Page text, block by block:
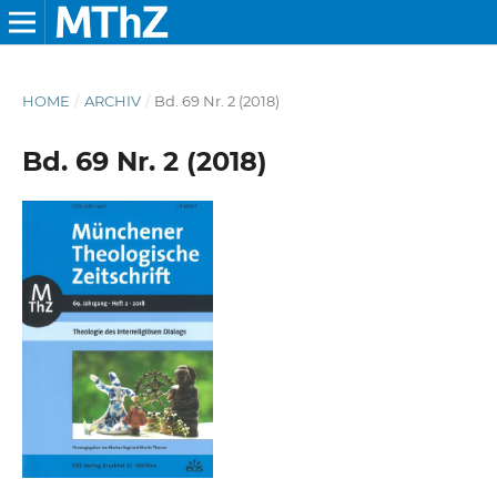
HOME / ARCHIV / Bd. 69 Nr. 2 (2018)
Bd. 69 Nr. 2 (2018)